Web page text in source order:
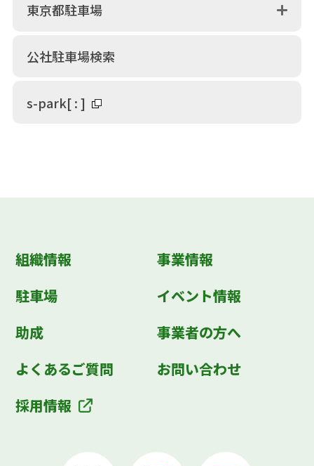
東京都駐車場
公社駐車場検索
s-park[:]
組織情報
事業情報
駐車場
イベント情報
助成
事業者の方へ
よくあるご質問
お問い合わせ
採用情報